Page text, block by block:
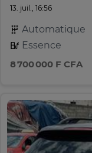
13. juil., 16:56
Automatique
Essence
8 700 000 F CFA